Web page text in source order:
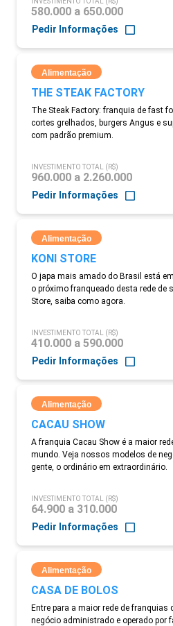
580.000 a 650.000
Pedir Informações
Alimentação
THE STEAK FACTORY
The Steak Factory: franquia de fast
cortes grelhados, burgers Angus e
com padrão premium.
INVESTIMENTO TOTAL (R$)
960.000 a 2.260.000
Pedir Informações
Alimentação
KONI STORE
O japa mais amado do Brasil está
o próximo franqueado desta rede de
Store, saiba como agora.
INVESTIMENTO TOTAL (R$)
410.000 a 590.000
Pedir Informações
Alimentação
CACAU SHOW
A franquia Cacau Show é a maior
mundo. Veja nossos modelos de
gente, o ordinário em extraordinário.
INVESTIMENTO TOTAL (R$)
64.900 a 310.000
Pedir Informações
Alimentação
CASA DE BOLOS
Entre para a maior rede de franquias
negócio administrado e operado por